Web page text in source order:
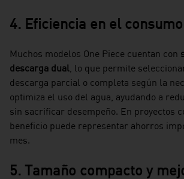
4. Eficiencia en el
Muchos modelos One Piece cuentan con
descarga dual , lo que permite
descarga parcial o completa según la
optimiza el uso del agua, ayudando a
sin sacrificar desempeño. En proyectos
beneficio puede representar ahorros
mes.
5. Tamaño compacto y